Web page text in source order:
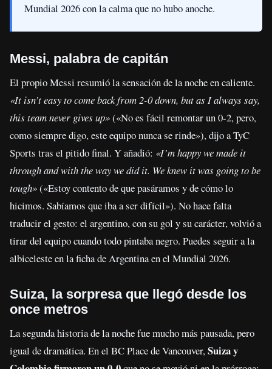
Mundial 2026 con la calma que no hubo anoche.
Messi, palabra de capitán
El propio Messi resumió la sensación de la noche en caliente.
«It isn’t easy to come back from 2-0 down, but as I always say,
this team never gives up»(«No es fácil remontar un 0-2, pero,
como siempre digo, este equipo nunca se rinde»), dijo a TyC
Sports tras el pitido final. Y añadió: «I’m happy we made it
through and with the way we did it. We knew it was going to be
tough»(«Estoy contento de que pasáramos y de cómo lo
hicimos. Sabíamos que iba a ser difícil»). No hace falta
traducir el gesto: el argentino, con su gol y su carácter, volvió a
tirar del equipo cuando todo pintaba negro. Puedes seguir a la
albiceleste en la ficha de Argentina en el Mundial 2026.
Suiza, la sorpresa que llegó desde los
once metros
La segunda historia de la noche fue mucho más pausada, pero
igual de dramática. En el BC Place de Vancouver,Suiza y